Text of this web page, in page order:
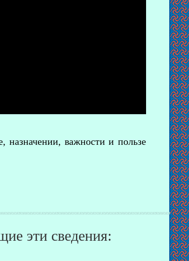
назначении, важности и пользе
эти сведения: